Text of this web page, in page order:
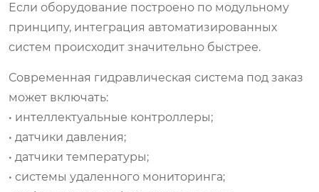
Если оборудование построено по модульному
принципу, интеграция автоматизированных
систем происходит значительно быстрее.
Современная гидравлическая система под заказ
может включать:
• интеллектуальные контроллеры;
• датчики давления;
• датчики температуры;
• системы удаленного мониторинга;